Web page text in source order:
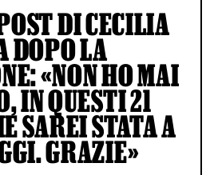
DI CECILIA
DOPO LA
«NON HO MAI
IN QUESTI 21
SAREI STATA A
GRAZIE»